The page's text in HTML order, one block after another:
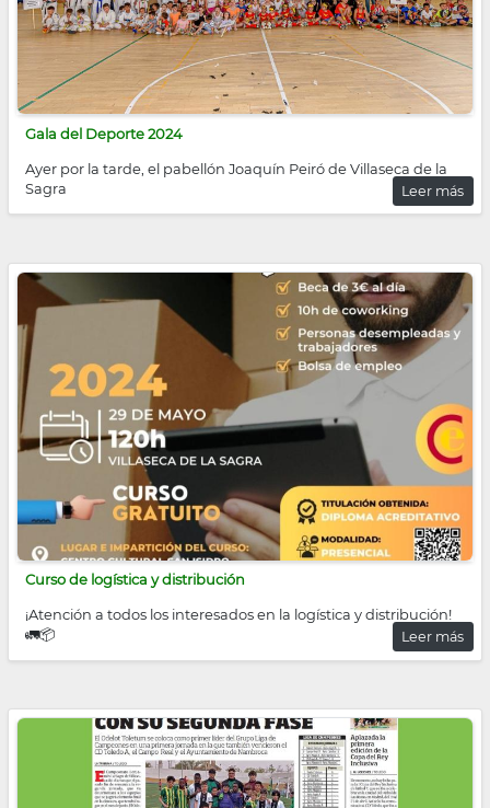
Gala del Deporte 2024
Ayer por la tarde, el pabellón Joaquín Peiró de Villaseca de la
Sagra
Leer más
Curso de logística y distribución
¡Atención a todos los interesados en la logística y distribución!
🚛📦
Leer más